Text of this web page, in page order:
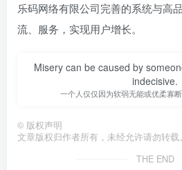
乐码网络有限公司完善的系统与高
流、服务，实现用户增长。
Misery can be caused by
indecisive.
一个人仅仅因为软弱无能或优柔寡
© 版权声明
文章版权归作者所有，未经允许请勿转载。
THE END